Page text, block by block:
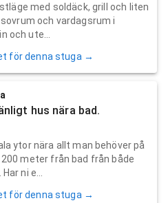
med soldäck, grill och liten
och vardagsrum i
och ute...
för denna stuga →
hus nära bad.
ytor nära allt man behöver på
meter från bad från både
ni e...
för denna stuga →